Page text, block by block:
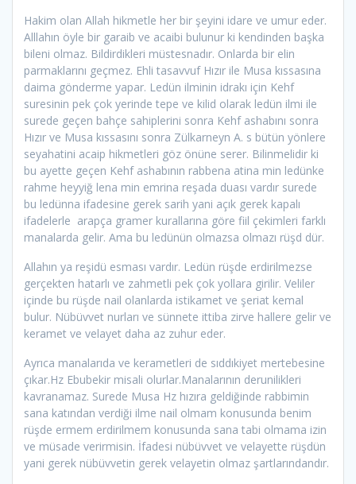
Hakim olan Allah hikmetle her bir şeyini idare ve umur eder.
Alllahın öyle bir garaib ve acaibi bulunur ki kendinden başka
bileni olmaz. Bildirdikleri müstesnadır. Onlarda bir elin
parmaklarını geçmez. Ehli tasavvuf Hızır ile Musa kıssasına
daima gönderme yapar. Ledün ilminin idrakı için Kehf
suresinin pek çok yerinde tepe ve kilid olarak ledün ilmi ile
surede geçen bahçe sahiplerini sonra Kehf ashabını sonra
Hızır ve Musa kıssasını sonra Zülkarneyn A. s bütün yönlere
seyahatini acaip hikmetleri göz önüne serer. Bilinmelidir ki
bu ayette geçen Kehf ashabının rabbena atina min ledünke
rahme heyyiğ lena min emrina reşada duası vardır surede
bu ledünna ifadesine gerek sarih yani açık gerek kapalı
ifadelerle arapça gramer kurallarına göre fiil çekimleri farklı
manalarda gelir. Ama bu ledünün olmazsa olmazı rüşd dür.
Allahın ya reşidü esması vardır. Ledün rüşde erdirilmezse
gerçekten hatarlı ve zahmetli pek çok yollara girilir. Veliler
içinde bu rüşde nail olanlarda istikamet ve şeriat kemal
bulur. Nübüvvet nurları ve sünnete ittiba zirve hallere gelir ve
keramet ve velayet daha az zuhur eder.
Ayrıca manalarıda ve kerametleri de sıddıkiyet mertebesine
çıkar.Hz Ebubekir misali olurlar.Manalarının derunilikleri
kavranamaz. Surede Musa Hz hızıra geldiğinde rabbimin
sana katından verdiği ilme nail olmam konusunda benim
rüşde ermem erdirilmem konusunda sana tabi olmama izin
ve müsade verirmisin. İfadesi nübüvvet ve velayette rüşdün
yani gerek nübüvvetin gerek velayetin olmaz şartlarındandır.